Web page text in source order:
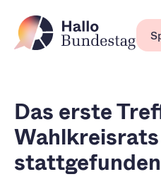
Das erste